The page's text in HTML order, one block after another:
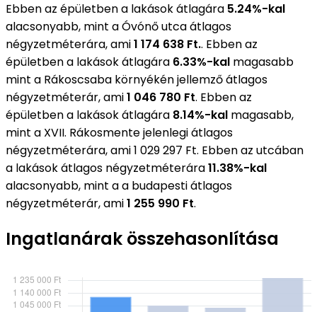
Ebben az épületben a lakások átlagára 5.24%-kal
alacsonyabb, mint a Óvónő utca átlagos
négyzetméterára, ami1 174 638 Ft.. Ebben az
épületben a lakások átlagára 6.33%-kal magasabb
mint a Rákoscsaba környékén jellemző átlagos
négyzetméterár, ami1 046 780 Ft. Ebben az
épületben a lakások átlagára 8.14%-kal magasabb,
mint a XVII. Rákosmente jelenlegi átlagos
négyzetméterára, ami 1 029 297 Ft. Ebben az utcában
a lakások átlagos négyzetméterára11.38%-kal
alacsonyabb, mint a a budapesti átlagos
négyzetméterár, ami1 255 990 Ft.
Ingatlanárak összehasonlítása